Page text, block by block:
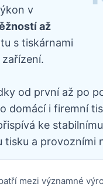
v
až
s tiskárnami
od první až po
domácí i firemní
ke
a provozními
mezi významné